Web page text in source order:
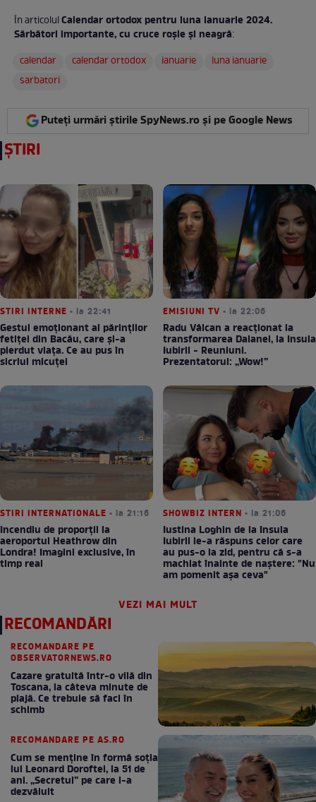
În articolulCalendar ortodox pentru luna ianuarie 2024.
Sărbători importante, cu cruce roșie și neagră:
calendar
calendar ortodox ianuarie
luna ianuarie
sarbatori
Puteți urmări știrile SpyNews.ro și pe Google News
ȘTIRI
STIRI INTERNE • la 22:41
Gestul emoționant al părinților
fetiței din Bacău, care și-a
pierdut viața. Ce au pus în
sicriul micuței
EMISIUNI TV • la 22:06
Radu Vâlcan a reacționat la
transformarea Daianei, la Insula
Iubirii - Reuniuni.
Prezentatorul: „Wow!”
STIRI INTERNATIONALE • la 21:16
Incendiu de proporții la
aeroportul Heathrow din
Londra! Imagini exclusive, în
timp real
SHOWBIZ INTERN • la 21:06
Iustina Loghin de la Insula
Iubirii le-a răspuns celor care
au pus-o la zid, pentru că s-a
machiat înainte de naștere: "Nu
am pomenit așa ceva"
VEZI MAI MULT
RECOMANDĂRI
RECOMANDARE PE
OBSERVATORNEWS.RO
Cazare gratuită într-o vilă din
Toscana, la câteva minute de
plajă. Ce trebuie să faci în
schimb
RECOMANDARE PE AS.RO
Cum se menţine în formă soţia
lui Leonard Doroftei, la 51 de
ani. „Secretul” pe care l-a
dezvăluit